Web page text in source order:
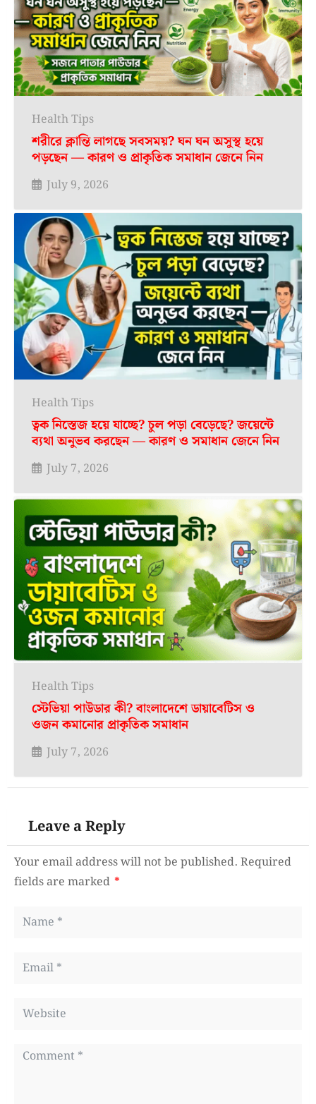
Health Tips
শরীরে ক্লান্তি লাগছে সবসময়? ঘন ঘন অসুস্থ হয়ে
পড়ছেন — কারণ ও প্রাকৃতিক সমাধান জেনে নিন
July 9, 2026
Health Tips
ত্বক নিস্তেজ হয়ে যাচ্ছে? চুল পড়া বেড়েছে? জয়েন্টে
ব্যথা অনুভব করছেন — কারণ ও সমাধান জেনে নিন
July 7, 2026
Health Tips
স্টেভিয়া পাউডার কী? বাংলাদেশে ডায়াবেটিস ও
ওজন কমানোর প্রাকৃতিক সমাধান
July 7, 2026
Leave a Reply
Your email address will not be published. Required
fields are marked *